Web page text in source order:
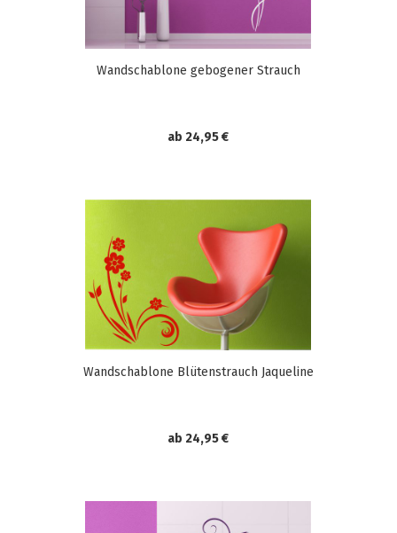
Wandschablone gebogener Strauch
ab 24,95 €
Wandschablone Blütenstrauch Jaqueline
ab 24,95 €